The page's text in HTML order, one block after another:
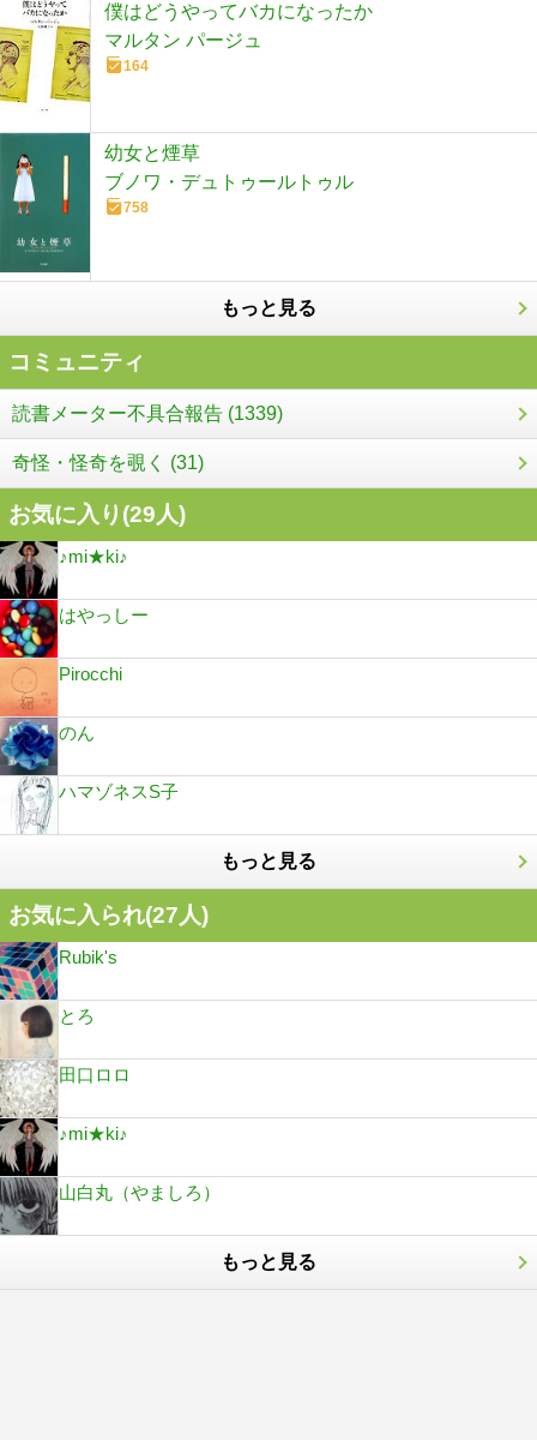
僕はどうやってバカになったか
マルタン パージュ
164
幼女と煙草
ブノワ・デュトゥールトゥル
758
もっと見る
コミュニティ
読書メーター不具合報告 (1339)
奇怪・怪奇を覗く (31)
お気に入り(29人)
♪mi★ki♪
はやっしー
Pirocchi
のん
ハマゾネスS子
もっと見る
お気に入られ(27人)
Rubik's
とろ
田口ロロ
♪mi★ki♪
山白丸（やましろ）
もっと見る